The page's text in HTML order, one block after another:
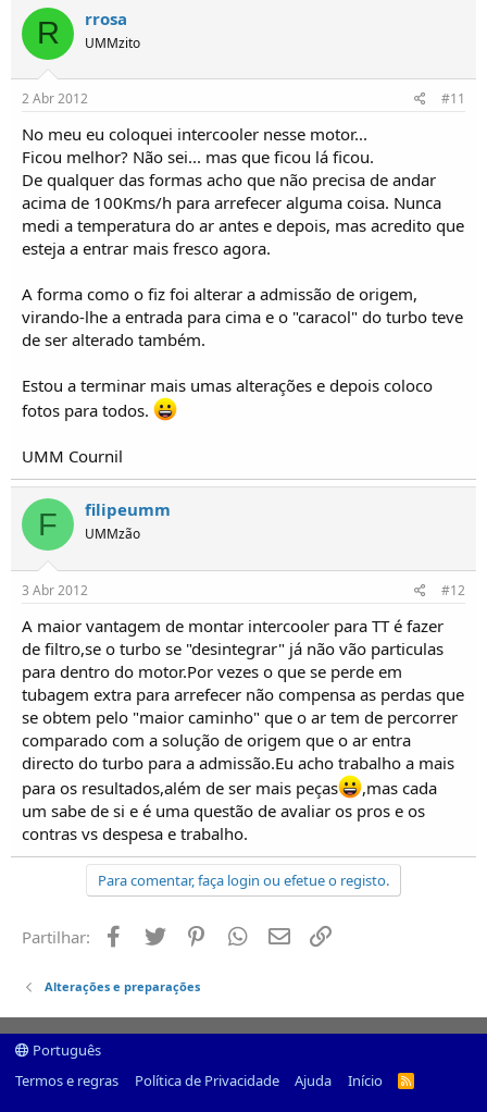
R rrosa
UMMzito
2 Abr 2012 #11
No meu eu coloquei intercooler nesse motor...
Ficou melhor? Não sei... mas que ficou lá ficou.
De qualquer das formas acho que não precisa de andar
acima de 100Kms/h para arrefecer alguma coisa. Nunca
medi a temperatura do ar antes e depois, mas acredito que
esteja a entrar mais fresco agora.
A forma como o fiz foi alterar a admissão de origem,
virando-lhe a entrada para cima e o "caracol" do turbo teve
de ser alterado também.
Estou a terminar mais umas alterações e depois coloco
fotos para todos.
UMM Cournil
F filipeumm
UMMzão
3 Abr 2012 #12
A maior vantagem de montar intercooler para TT é fazer
de filtro,se o turbo se "desintegrar" já não vão particulas
para dentro do motor.Por vezes o que se perde em
tubagem extra para arrefecer não compensa as perdas que
se obtem pelo "maior caminho" que o ar tem de percorrer
comparado com a solução de origem que o ar entra
directo do turbo para a admissão.Eu acho trabalho a mais
para os resultados,além de ser mais peças
,mas cada
um sabe de si e é uma questão de avaliar os pros e os
contras vs despesa e trabalho.
Para comentar, faça login ou efetue o registo.
Partilhar: Facebook
Twitter PinterestWhatsapp
Email
Alterações e preparações
Português
Termos e regras
Política de Privacidade Ajuda Início
R